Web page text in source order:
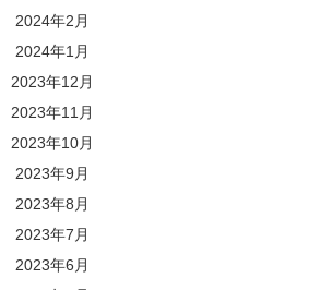
2024年2月
2024年1月
2023年12月
2023年11月
2023年10月
2023年9月
2023年8月
2023年7月
2023年6月